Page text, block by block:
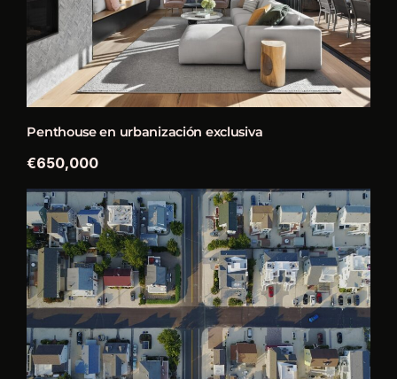
Penthouse en urbanización exclusiva
€650,000